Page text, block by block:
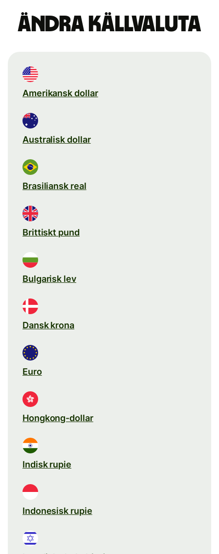
Ändra källvaluta
Amerikansk dollar
Australisk dollar
Brasiliansk real
Brittiskt pund
Bulgarisk lev
Dansk krona
Euro
Hongkong-dollar
Indisk rupie
Indonesisk rupie